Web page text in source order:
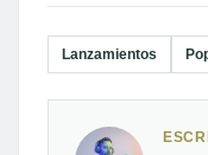
Lanzamientos